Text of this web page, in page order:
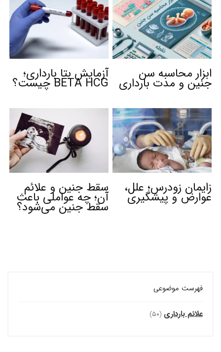
ابزار محاسبه سن
جنین و مدت بارداری
آزمایش بتا بارداری؛
BETA HCG چیست؟
زایمان زودرس؛ علل،
عوارض و پیشگیری
سقط جنین و علائم
آن؛ چه عواملی باعث
سقط جنین می‌شود؟
فهرست موضوعی
علائم بارداری (۵۰)